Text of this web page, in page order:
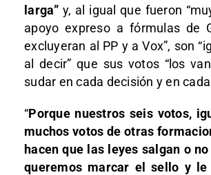
larga” y, al igual que fueron
apoyo expreso a fórmulas de
excluyeran al PP y a Vox”, son
al decir” que sus votos “los
sudar en cada decisión y en cada
“Porque nuestros seis votos,
muchos votos de otras
hacen que las leyes salgan o
queremos marcar el sello y